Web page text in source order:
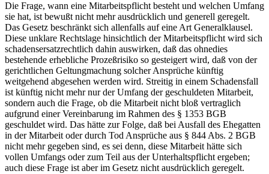
Die Frage, wann eine Mitarbeitspflicht besteht und welchen Umfang
sie hat, ist bewußt nicht mehr ausdrücklich und generell geregelt.
Das Gesetz beschränkt sich allenfalls auf eine Art Generalklausel.
Diese unklare Rechtslage hinsichtlich der Mitarbeitspflicht wird sich
schadensersatzrechtlich dahin auswirken, daß das ohnedies
bestehende erhebliche Prozeßrisiko so gesteigert wird, daß von der
gerichtlichen Geltungmachung solcher Ansprüche künftig
weitgehend abgesehen werden wird. Streitig in einem Schadensfall
ist künftig nicht mehr nur der Umfang der geschuldeten Mitarbeit,
sondern auch die Frage, ob die Mitarbeit nicht bloß vertraglich
aufgrund einer Vereinbarung im Rahmen des § 1353 BGB
geschuldet wird. Das hätte zur Folge, daß bei Ausfall des Ehegatten
in der Mitarbeit oder durch Tod Ansprüche aus § 844 Abs. 2 BGB
nicht mehr gegeben sind, es sei denn, diese Mitarbeit hätte sich
vollen Umfangs oder zum Teil aus der Unterhaltspflicht ergeben;
auch diese Frage ist aber im Gesetz nicht ausdrücklich geregelt.